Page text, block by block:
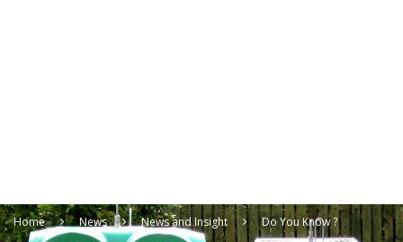
Home News News and Insight Do You Know ?